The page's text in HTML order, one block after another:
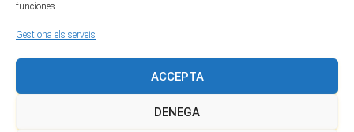
funciones.
Gestiona els serveis
ACCEPTA
DENEGA